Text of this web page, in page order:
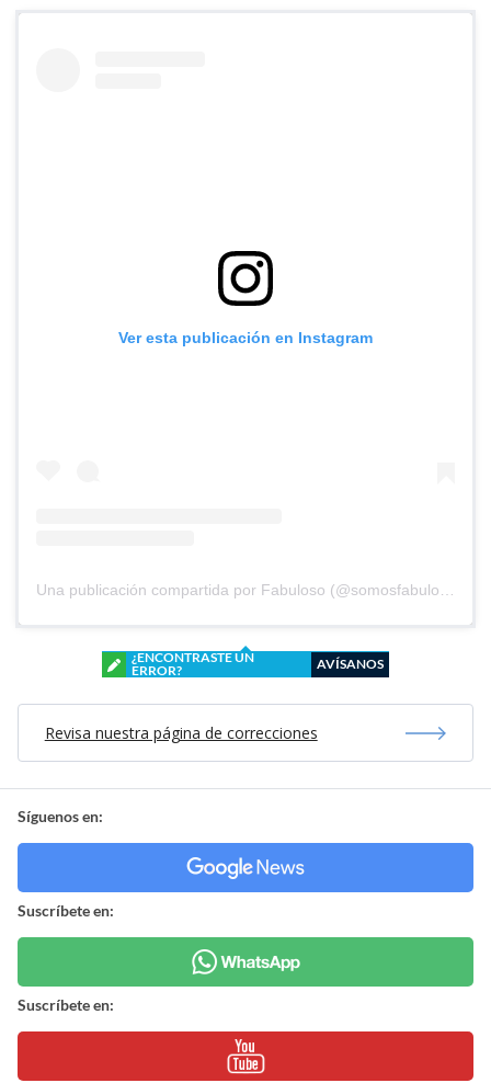
Ver esta publicación en Instagram
Una publicación compartida por Fabuloso (@somosfabuloso)
¿ENCONTRASTE UN
ERROR?
AVÍSANOS
Revisa nuestra página de correcciones
Síguenos en:
Suscríbete en:
Suscríbete en: